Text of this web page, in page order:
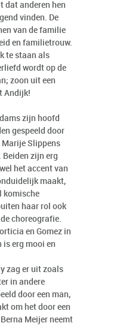
dat anderen hen
vinden. De
van de familie
en familietrouw.
te staan als
wordt op de
zoon uit een
Andijk!
zijn hoofd
gespeeld door
Marije Slippens
Beiden zijn erg
het accent van
maakt,
komische
haar rol ook
choreografie.
en Gomez in
is erg mooi en
zag er uit zoals
in andere
door een man,
om het door een
Meijer neemt